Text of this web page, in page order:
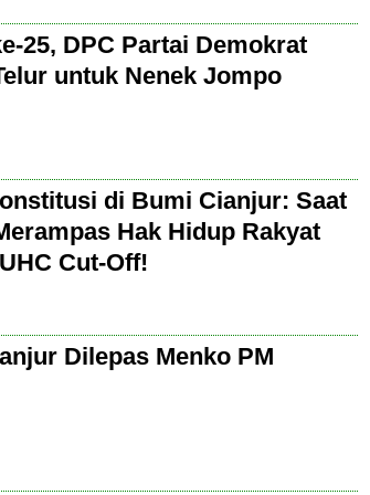
25, DPC Partai Demokrat
untuk Nenek Jompo
di Bumi Cianjur: Saat
Hak Hidup Rakyat
Cut-Off!
Dilepas Menko PM